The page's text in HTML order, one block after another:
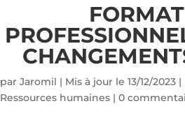
par Jaromil | Mis à jour le 13/12/2023
Ressources humaines | 0